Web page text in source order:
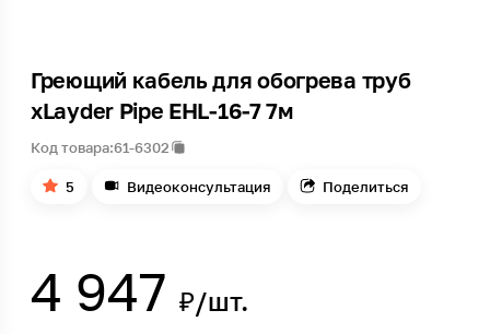
Греющий кабель для обогрева труб
xLayder Pipe EHL-16-7 7м
Код товара:61-6302
5 Видеоконсультация Поделиться
4 947 ₽/шт.